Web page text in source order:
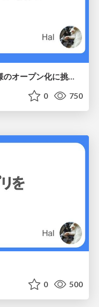
VitePress & MCPでアプリ仕様のオープン化に挑戦する
0 750
0 500